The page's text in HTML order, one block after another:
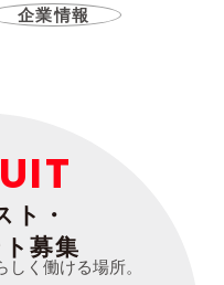
企業情報
ト・
募集
く働ける場所。